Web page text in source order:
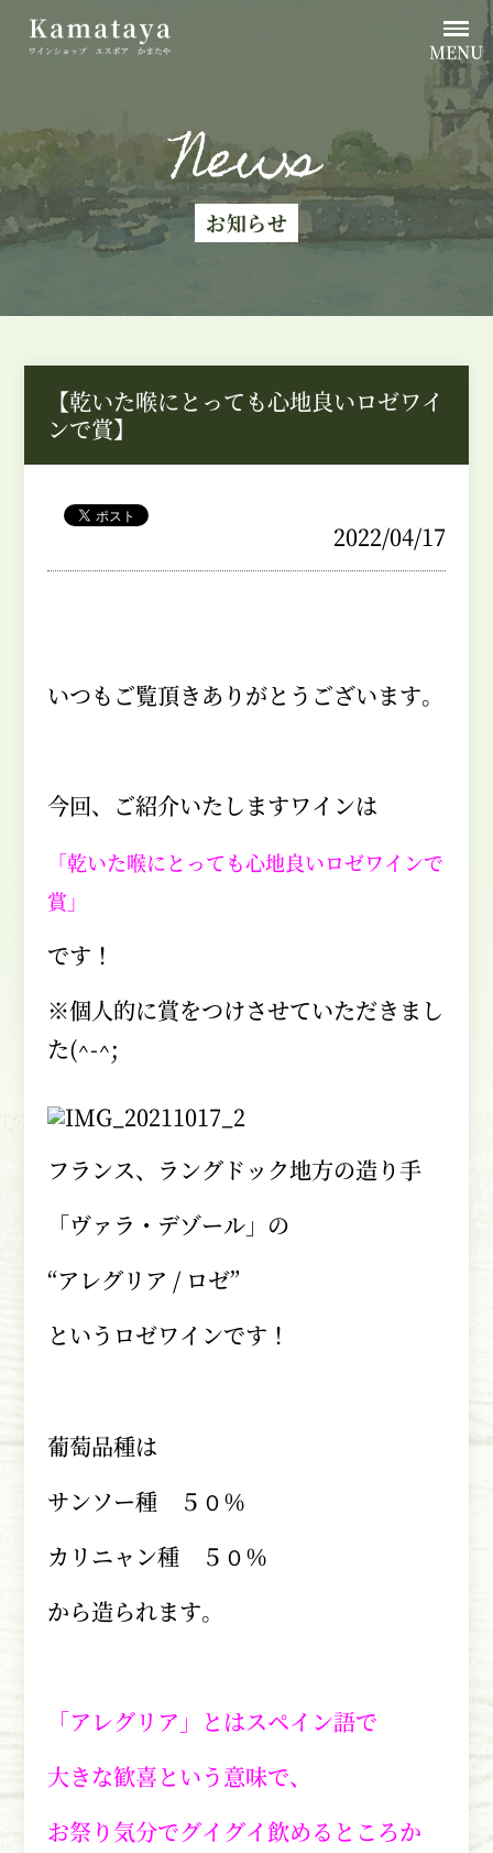
MENU
News
お知らせ
【乾いた喉にとっても心地良いロゼワイ
ンで賞】
2022/04/17
いつもご覧頂きありがとうございます。
今回、ご紹介いたしますワインは
「乾いた喉にとっても心地良いロゼワインで
賞」
です！
※個人的に賞をつけさせていただきまし
た(^-^;
フランス、ラングドック地方の造り手
「ヴァラ・デゾール」の
“アレグリア / ロゼ”
というロゼワインです！
葡萄品種は
サンソー種 ５０％
カリニャン種 ５０％
から造られます。
「アレグリア」とはスペイン語で
大きな歓喜という意味で、
お祭り気分でグイグイ飲めるところか